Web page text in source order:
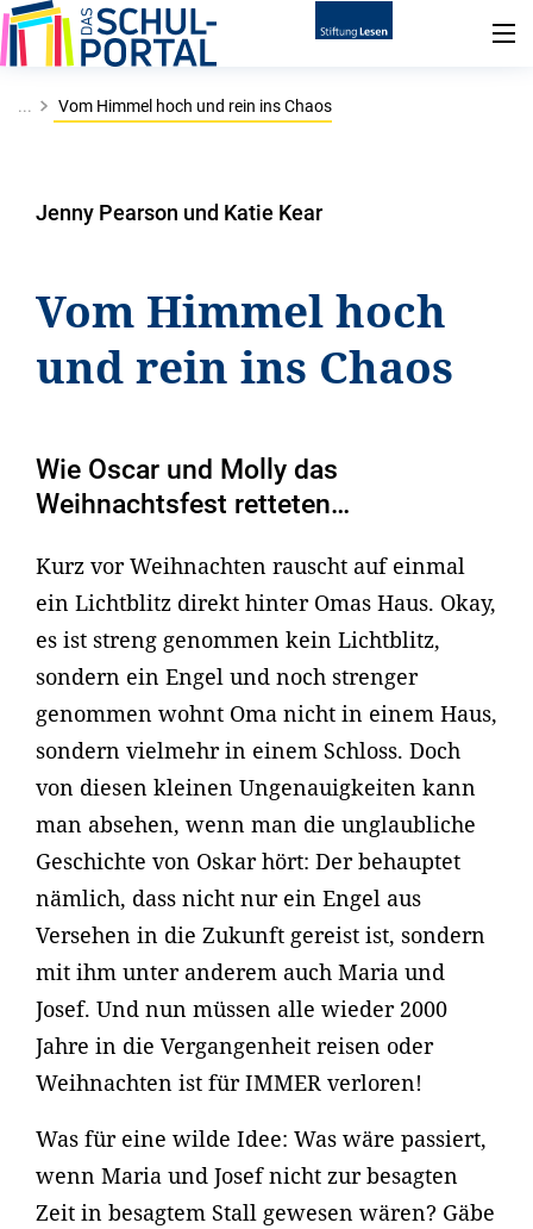
... Vom Himmel hoch und rein ins Chaos
Jenny Pearson und Katie Kear
Vom Himmel hoch
und rein ins Chaos
Wie Oscar und Molly das
Weihnachtsfest retteten…
Kurz vor Weihnachten rauscht auf einmal
ein Lichtblitz direkt hinter Omas Haus. Okay,
es ist streng genommen kein Lichtblitz,
sondern ein Engel und noch strenger
genommen wohnt Oma nicht in einem Haus,
sondern vielmehr in einem Schloss. Doch
von diesen kleinen Ungenauigkeiten kann
man absehen, wenn man die unglaubliche
Geschichte von Oskar hört: Der behauptet
nämlich, dass nicht nur ein Engel aus
Versehen in die Zukunft gereist ist, sondern
mit ihm unter anderem auch Maria und
Josef. Und nun müssen alle wieder 2000
Jahre in die Vergangenheit reisen oder
Weihnachten ist für IMMER verloren!
Was für eine wilde Idee: Was wäre passiert,
wenn Maria und Josef nicht zur besagten
Zeit in besagtem Stall gewesen wären? Gäbe